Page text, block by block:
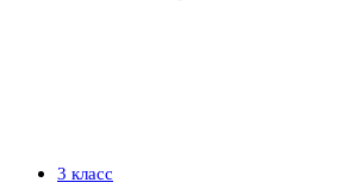
3 класс